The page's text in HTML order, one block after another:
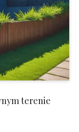
terenie